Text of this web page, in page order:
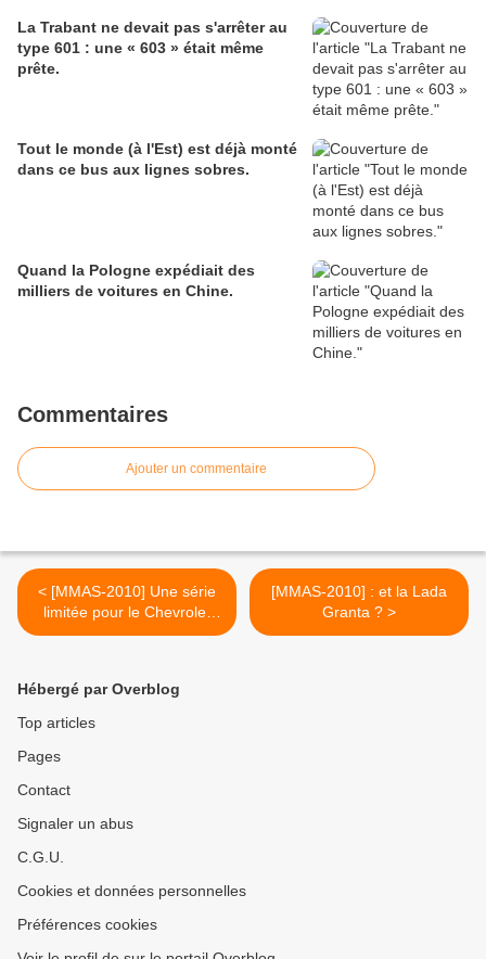
La Trabant ne devait pas s'arrêter au
type 601 : une « 603 » était même
prête.
Tout le monde (à l'Est) est déjà monté
dans ce bus aux lignes sobres.
Quand la Pologne expédiait des
milliers de voitures en Chine.
Commentaires
Ajouter un commentaire
< [MMAS-2010] Une série
limitée pour le Chevrolet
Niva.
[MMAS-2010] : et la Lada
Granta ? >
Hébergé par Overblog
Top articles
Pages
Contact
Signaler un abus
C.G.U.
Cookies et données personnelles
Préférences cookies